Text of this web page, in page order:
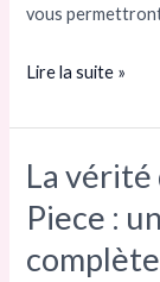
vous
Lire la suite »
La vérité
Piece :
La
vérité
derrière
la